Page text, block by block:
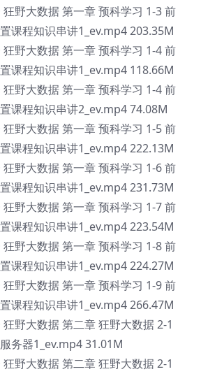
野大数据 第一章 预科学习 1-3 前
课程知识串讲1_ev.mp4 203.35M
野大数据 第一章 预科学习 1-4 前
课程知识串讲1_ev.mp4 118.66M
野大数据 第一章 预科学习 1-4 前
课程知识串讲2_ev.mp4 74.08M
野大数据 第一章 预科学习 1-5 前
课程知识串讲1_ev.mp4 222.13M
野大数据 第一章 预科学习 1-6 前
课程知识串讲1_ev.mp4 231.73M
野大数据 第一章 预科学习 1-7 前
课程知识串讲1_ev.mp4 223.54M
野大数据 第一章 预科学习 1-8 前
课程知识串讲1_ev.mp4 224.27M
野大数据 第一章 预科学习 1-9 前
课程知识串讲1_ev.mp4 266.47M
野大数据 第二章 狂野大数据 2-1
务器1_ev.mp4 31.01M
野大数据 第二章 狂野大数据 2-1